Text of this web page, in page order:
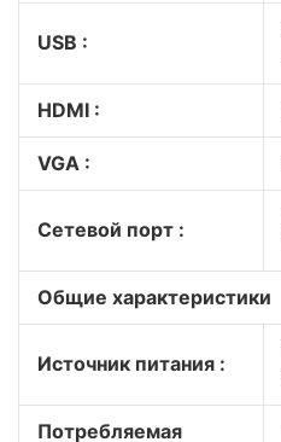
USB :
HDMI :
VGA :
Сетевой порт :
Общие характеристики
Источник питания :
Потребляемая